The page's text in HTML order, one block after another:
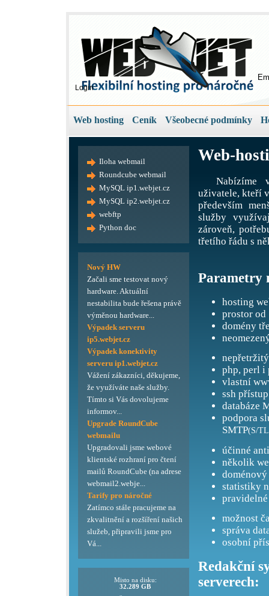
Login
Web hosting Ceník Všeobecné podmínky
Web-
Nabízíme
uživatele, kteří
především
služby
zároveň,
třetího řádu s
Parametry
hosting
prostor od
domény
php, perl i
vlastní
ssh přístup
databáze
podpora
SMTP(S/
účinné
několik
doménový
statistiky
možnost
správa
osobní
Redakční
serverech:
Iloha webmail
Roundcube webmail
MySQL ip1.webjet.cz
MySQL ip2.webjet.cz
webftp
Python doc
Nový HW
Začali sme testovat nový
hardware. Aktuální
nestabilita bude řešena právě
výměnou hardware...
Výpadek serveru
ip5.webjet.cz
Výpadek konektivity
serveru ip1.webjet.cz
Vážení zákazníci, děkujeme,
že využíváte naše služby.
Tímto si Vás dovolujeme
informov...
Upgrade RoundCube
webmailu
Upgradovali jsme webové
klientské rozhraní pro čtení
mailů RoundCube (na adrese
webmail2.webje...
Tarify pro náročné
Zatímco stále pracujeme na
zkvalitnění a rozšíření našich
služeb, připravili jsme pro
Vá...
Misto na disku:
32.289 GB